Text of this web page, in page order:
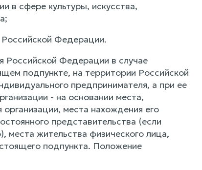
в сфере культуры, искусства,
Российской Федерации.
Российской Федерации в случае
подпункте, на территории Российской
предпринимателя, а при ее
- на основании места,
организации, места нахождения его
представительства (если
места жительства физического лица,
подпункта. Положение